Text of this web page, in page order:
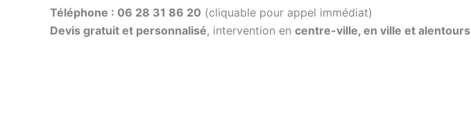
Téléphone : 06 28 31 86 20 (cliquable pour appel immédiat)
Devis gratuit et personnalisé, intervention en centre-ville, en ville et alentours